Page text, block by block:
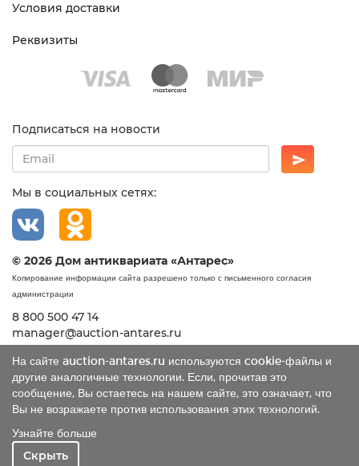
На сайте auction-antares.ru используются cookie-файлы и
другие аналогичные технологии. Если, прочитав это
сообщение, Вы остаетесь на нашем сайте, это означает, что
Вы не возражаете против использования этих технологий.
Узнайте больше
Скрыть
Условия доставки
Реквизиты
Подписаться на новости
Мы в социальных сетях:
© 2026 Дом антиквариата «Антарес»
Копирование информации сайта разрешено только с письменного согласия
администрации
8 800 500 47 14
manager@auction-antares.ru